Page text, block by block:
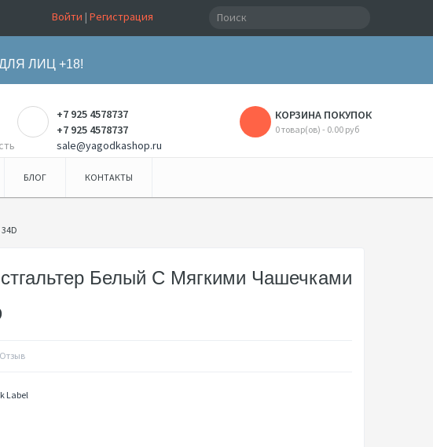
Войти | Регистрация
ЛИЦ +18!
+7 925 4578737
+7 925 4578737
sale@yagodkashop.ru
КОРЗИНА ПОКУПОК
0 товар(ов) - 0.00 руб
БЛОГ КОНТАКТЫ
Белый С Мягкими Чашечками
Label